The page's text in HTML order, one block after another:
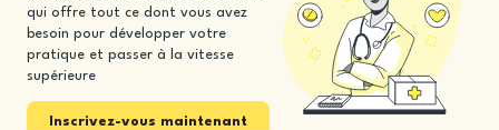
qui offre tout ce dont vous avez
besoin pour développer votre
pratique et passer à la vitesse
supérieure
Inscrivez-vous maintenant